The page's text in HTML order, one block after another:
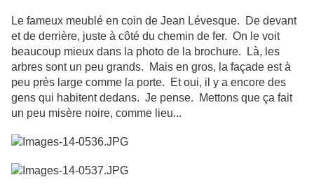
Le fameux meublé en coin de Jean Lévesque. De devant
et de derrière, juste à côté du chemin de fer. On le voit
beaucoup mieux dans la photo de la brochure. Là, les
arbres sont un peu grands. Mais en gros, la façade est à
peu près large comme la porte. Et oui, il y a encore des
gens qui habitent dedans. Je pense. Mettons que ça fait
un peu misère noire, comme lieu...